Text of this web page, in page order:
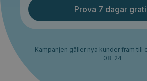
Prova 7 dagar
Kampanjen gäller nya kunder fram till
08-24